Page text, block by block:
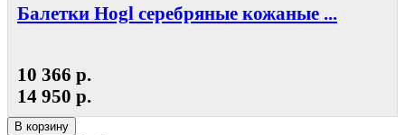
Балетки Hogl серебряные кожаные ...
10 366 р.
14 950 р.
В корзину